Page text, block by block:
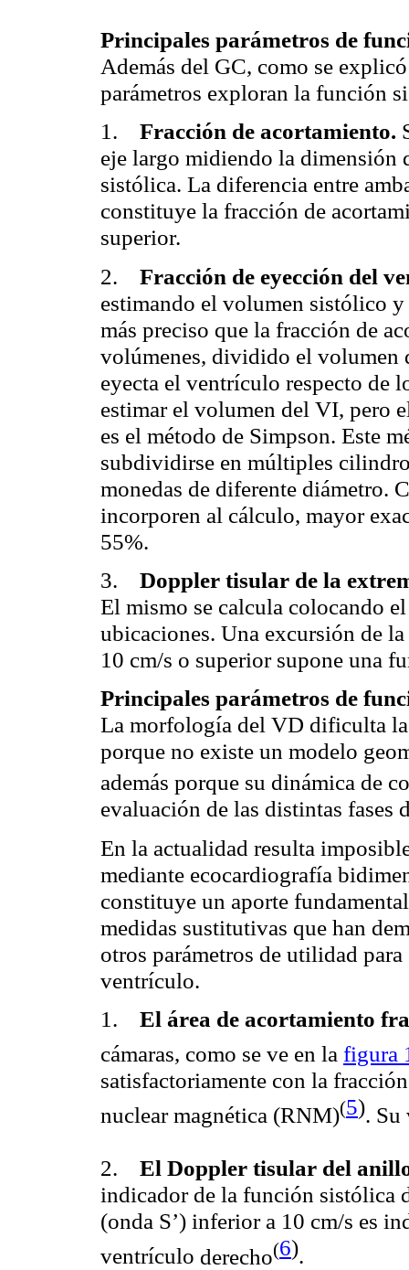
Principales parámetros de
Además del GC, como se
parámetros exploran la función
1. Fracción de acortamiento.
eje largo midiendo la
sistólica. La diferencia entre
constituye la fracción de
superior.
2. Fracción de eyección del
estimando el volumen sistólico
más preciso que la fracción de
volúmenes, dividido el volumen
eyecta el ventrículo respecto de
estimar el volumen del VI, pero
es el método de Simpson. Este
subdividirse en múltiples
monedas de diferente diámetro.
incorporen al cálculo, mayor
55%.
3. Doppler tisular de la
El mismo se calcula colocando
ubicaciones. Una excursión de
10 cm/s o superior supone una
Principales parámetros de
La morfología del VD dificulta
porque no existe un modelo
además porque su dinámica de
evaluación de las distintas
En la actualidad resulta
mediante ecocardiografía
constituye un aporte
medidas sustitutivas que han
otros parámetros de utilidad
ventrículo.
1. El área de acortamiento
cámaras, como se ve en la figura
satisfactoriamente con la
nuclear magnética (RNM)(5). Su
2. El Doppler tisular del
indicador de la función sistólica
(onda S’) inferior a 10 cm/s es
ventrículo derecho(6).